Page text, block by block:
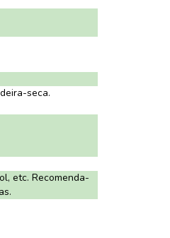
seca.
etc. Recomenda-